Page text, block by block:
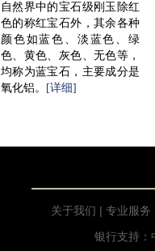
自然界中的宝石级刚玉除红
色的称红宝石外，其余各种
颜色如蓝色、淡蓝色、绿
色、黄色、灰色、无色等，
均称为蓝宝石，主要成分是
氧化铝。
[详细]
关于我们 | 专业服务
银行支持：